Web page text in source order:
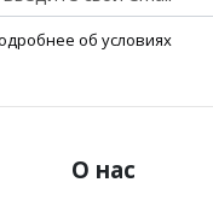
об условиях
О нас